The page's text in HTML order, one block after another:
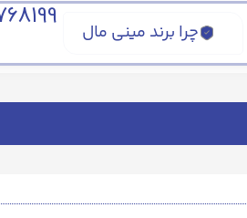
چرا برند مینی مال